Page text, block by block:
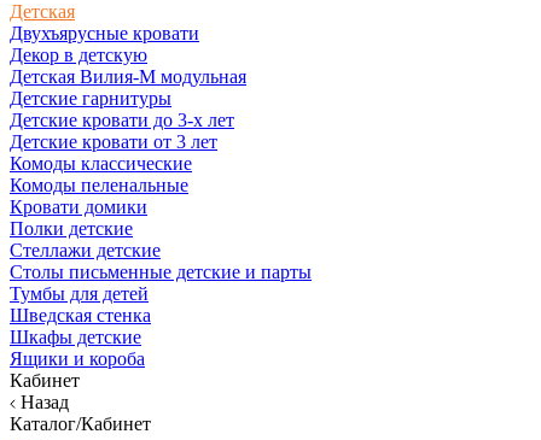
Детская
Двухъярусные кровати
Декор в детскую
Детская Вилия-М модульная
Детские гарнитуры
Детские кровати до 3-х лет
Детские кровати от 3 лет
Комоды классические
Комоды пеленальные
Кровати домики
Полки детские
Стеллажи детские
Столы письменные детские и парты
Тумбы для детей
Шведская стенка
Шкафы детские
Ящики и короба
Кабинет
Назад
Каталог/Кабинет